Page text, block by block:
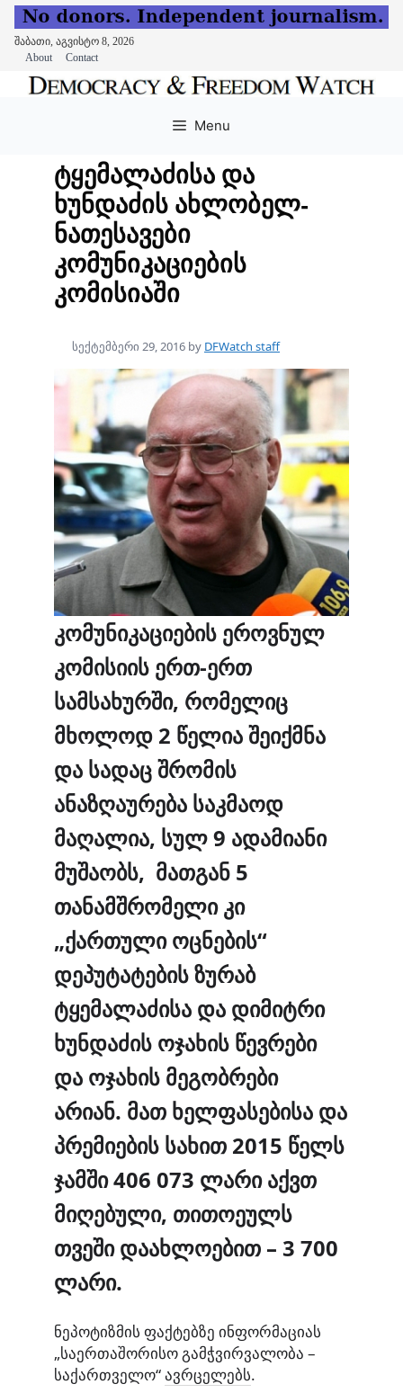
შაბათი, აგვისტო 8, 2026
About
Contact
Menu
ტყემალაძისა და
ხუნდაძის ახლობელ-
ნათესავები
კომუნიკაციების
კომისიაში
სექტემბერი 29, 2016 by DFWatch staff
კომუნიკაციების ეროვნულ
კომისიის ერთ-ერთ
სამსახურში, რომელიც
მხოლოდ 2 წელია შეიქმნა
და სადაც შრომის
ანაზღაურება საკმაოდ
მაღალია, სულ 9 ადამიანი
მუშაობს, მათგან 5
თანამშრომელი კი
„ქართული ოცნების“
დეპუტატების ზურაბ
ტყემალაძისა და დიმიტრი
ხუნდაძის ოჯახის წევრები
და ოჯახის მეგობრები
არიან. მათ ხელფასებისა და
პრემიების სახით 2015 წელს
ჯამში 406 073 ლარი აქვთ
მიღებული, თითოეულს
თვეში დაახლოებით – 3 700
ლარი.
ნეპოტიზმის ფაქტებზე ინფორმაციას
„საერთაშორისო გამჭვირვალობა –
საქართველო“ავრცელებს.